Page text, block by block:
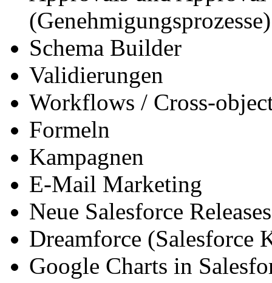
(Genehmigungsprozesse)
Schema Builder
Validierungen
Workflows / Cross-
Formeln
Kampagnen
E-Mail Marketing
Neue Salesforce
Dreamforce (Salesforce
Google Charts in